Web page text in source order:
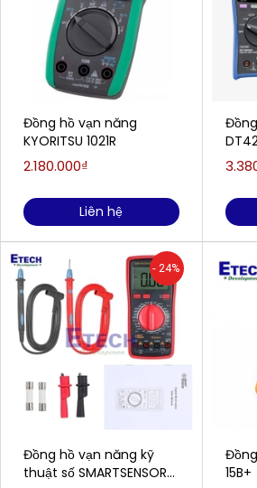
Đồng hồ vạn năng
KYORITSU 1021R
2.180.000₫
Liên hệ
- 24%
Đồng hồ vạn năng kỹ
thuật số SMARTSENSOR
15B+